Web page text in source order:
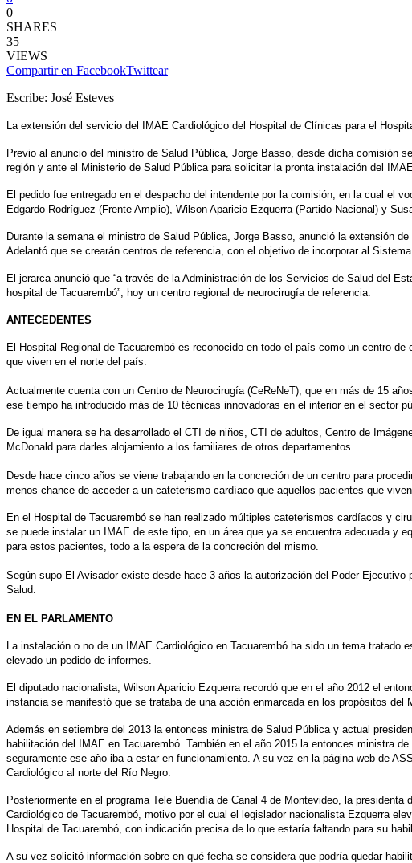
0
SHARES
35
VIEWS
Compartir en FacebookTwittear
Escribe: José Esteves
La extensión del servicio del IMAE Cardiológico del Hospital de Clínicas para el
Previo al anuncio del ministro de Salud Pública, Jorge Basso, desde dicha comisión
región y ante el Ministerio de Salud Pública para solicitar la pronta instalación del
El pedido fue entregado en el despacho del intendente por la comisión, en la cual el
Edgardo Rodríguez (Frente Amplio), Wilson Aparicio Ezquerra (Partido Nacional) y
Durante la semana el ministro de Salud Pública, Jorge Basso, anunció la extensión
Adelantó que se crearán centros de referencia, con el objetivo de incorporar al
El jerarca anunció que “a través de la Administración de los Servicios de Salud del
hospital de Tacuarembó”, hoy un centro regional de neurocirugía de referencia.
ANTECEDENTES
El Hospital Regional de Tacuarembó es reconocido en todo el país como un centro
que viven en el norte del país.
Actualmente cuenta con un Centro de Neurocirugía (CeReNeT), que en más de 15
ese tiempo ha introducido más de 10 técnicas innovadoras en el interior en el sector
De igual manera se ha desarrollado el CTI de niños, CTI de adultos, Centro de
McDonald para darles alojamiento a los familiares de otros departamentos.
Desde hace cinco años se viene trabajando en la concreción de un centro para
menos chance de acceder a un cateterismo cardíaco que aquellos pacientes que
En el Hospital de Tacuarembó se han realizado múltiples cateterismos cardíacos y
se puede instalar un IMAE de este tipo, en un área que ya se encuentra adecuada y
para estos pacientes, todo a la espera de la concreción del mismo.
Según supo El Avisador existe desde hace 3 años la autorización del Poder
Salud.
EN EL PARLAMENTO
La instalación o no de un IMAE Cardiológico en Tacuarembó ha sido un tema
elevado un pedido de informes.
El diputado nacionalista, Wilson Aparicio Ezquerra recordó que en el año 2012 el
instancia se manifestó que se trataba de una acción enmarcada en los propósitos
Además en setiembre del 2013 la entonces ministra de Salud Pública y actual
habilitación del IMAE en Tacuarembó. También en el año 2015 la entonces ministra
seguramente ese año iba a estar en funcionamiento. A su vez en la página web de
Cardiológico al norte del Río Negro.
Posteriormente en el programa Tele Buendía de Canal 4 de Montevideo, la
Cardiológico de Tacuarembó, motivo por el cual el legislador nacionalista Ezquerra
Hospital de Tacuarembó, con indicación precisa de lo que estaría faltando para su
A su vez solicitó información sobre en qué fecha se considera que podría quedar